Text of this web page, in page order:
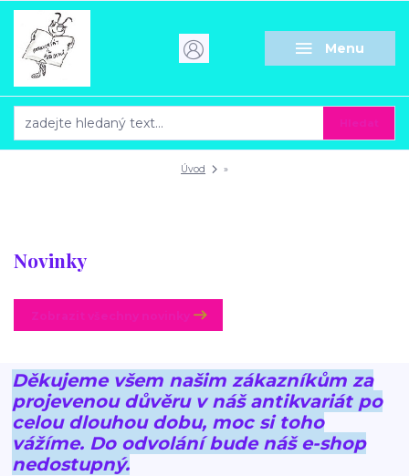
Menu
Úvod »
Novinky
Děkujeme všem našim zákazníkům za
projevenou důvěru v náš antikvariát po
celou dlouhou dobu, moc si toho
vážíme. Do odvolání bude náš e-shop
nedostupný.